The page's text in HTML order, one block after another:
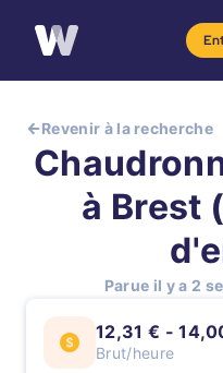
Revenir à la recherche
à Brest
Parue il y a 2
12,31 € -
Brut/heure